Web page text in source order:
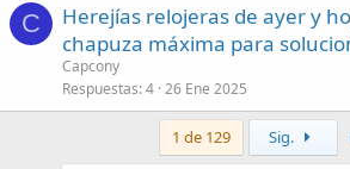
C
Herejías relojeras de ayer y
chapuza máxima para
Capcony
Respuestas 4 26 Ene 2025
1 de 129 Sig.